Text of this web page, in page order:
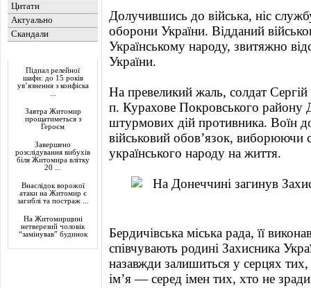
Цитати
Актуально
Скандали
Підпал релейної
шафи: до 15 років
ув’язнення з конфіска
Завтра Житомир
прощатиметься з
Героєм
Завершено
розслідування вибухів
біля Житомира влітку
20 ...
Внаслідок ворожої
атаки на Житомир є
загиблі та постраж ...
На Житомирщині
нетверезий чоловік
“замінував” будинок
Долучившись до війська, ніс
оборони України. Відданий
Українському народу, звитяжно
України.
На превеликий жаль, солдат
п. Курахове Покровського району
штурмових дій противника. Воїн
військовий обов’язок, виборюючи
українського народу на життя.
Бердичівська міська рада, її
співчувають родині Захисника
назавжди залишиться у серцях
ім’я — серед імен тих, хто не